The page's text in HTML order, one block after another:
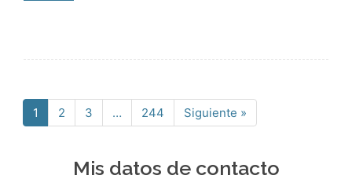
Página
1 Página
2 Página
3 … Página
244 Siguiente »
Mis datos de contacto